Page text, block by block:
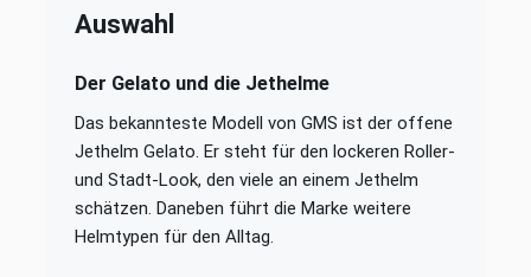
Auswahl
Der Gelato und die Jethelme
Das bekannteste Modell von GMS ist der offene
Jethelm Gelato. Er steht für den lockeren Roller-
und Stadt-Look, den viele an einem Jethelm
schätzen. Daneben führt die Marke weitere
Helmtypen für den Alltag.